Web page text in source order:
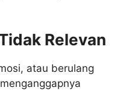
Relevan
atau berulang